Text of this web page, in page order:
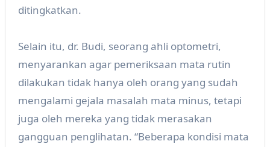
ditingkatkan.
Selain itu, dr. Budi, seorang ahli optometri,
menyarankan agar pemeriksaan mata rutin
dilakukan tidak hanya oleh orang yang sudah
mengalami gejala masalah mata minus, tetapi
juga oleh mereka yang tidak merasakan
gangguan penglihatan. “Beberapa kondisi mata